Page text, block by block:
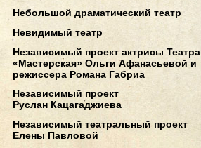
Небольшой драматический театр
Невидимый театр
Независимый проект актрисы Театра
«Мастерская» Ольги Афанасьевой и
режиссера Романа Габриа
Независимый проект
Руслан Кацагаджиева
Независимый театральный проект
Елены Павловой